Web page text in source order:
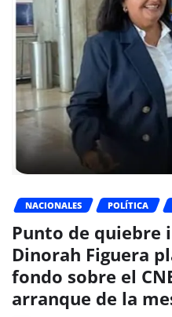
NACIONALES POLÍTICA
Punto de quiebre
Dinorah Figuera
fondo sobre el
arranque de la